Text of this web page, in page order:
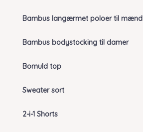
Bambus langærmet poloer til mænd
Bambus bodystocking til damer
Bomuld top
Sweater sort
2-i-1 Shorts